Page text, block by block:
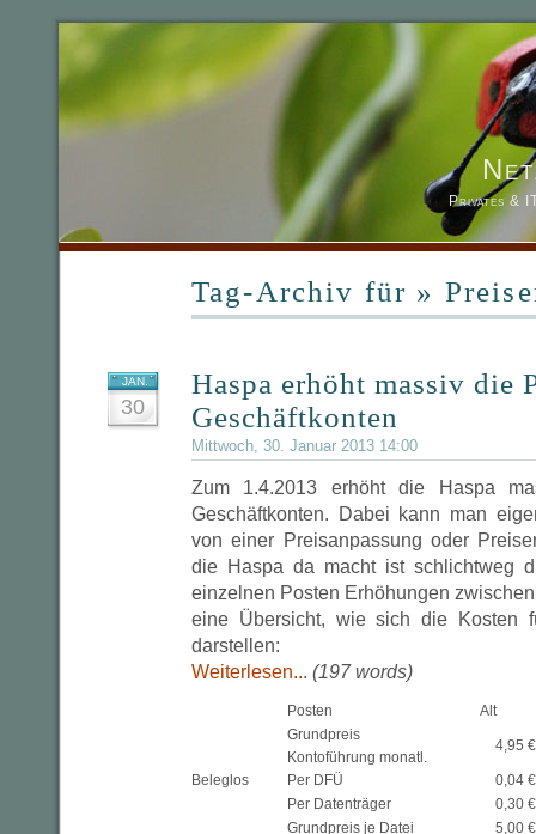
Privates &
Tag-Archiv für »
JAN.
30
Haspa erhöht massiv die
Geschäftkonten
Mittwoch, 30. Januar 2013 14:00
Zum 1.4.2013 erhöht die Haspa
Geschäftkonten. Dabei kann man
von einer Preisanpassung oder
die Haspa da macht ist schlichtweg
einzelnen Posten Erhöhungen
eine Übersicht, wie sich die Kosten
darstellen:
Weiterlesen... (197 words)
Posten
Alt
Grundpreis
Kontoführung monatl.
4,95 €
Beleglos Per DFÜ
0,04 €
Per Datenträger
0,30 €
Grundpreis je Datei
5,00 €